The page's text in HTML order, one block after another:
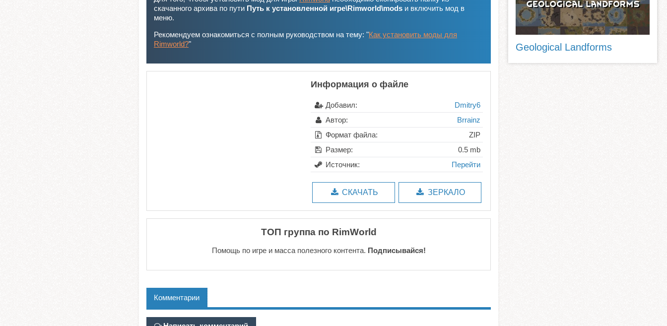
скачанного архива по пути Путь к установленной игре\Rimworld\mods и включить мод в
меню.
Рекомендуем ознакомиться с полным руководством на тему: "Как установить моды для
Rimworld?"
Информация о файле
Добавил:
Dmitry6
Автор:
Brrainz
Формат файла:
ZIP
Размер:
0.5 mb
Источник:
Перейти
СКАЧАТЬ ЗЕРКАЛО
ТОП группа по RimWorld
Помощь по игре и масса полезного контента. Подписывайся!
Комментарии
Geological Landforms